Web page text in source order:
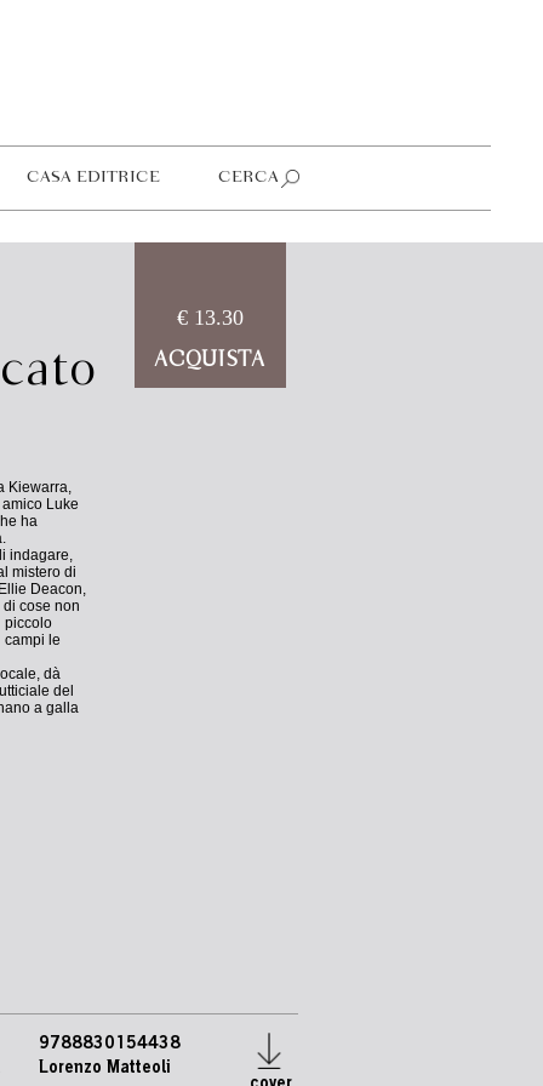
CASA EDITRICE CERCA
Kiewarra,
Luke
ha
indagare,
mistero di
Deacon,
cose non
piccolo
campi le
dà
del
a galla
€ 13.30
ACQUISTA
9788830154438
Lorenzo Matteoli